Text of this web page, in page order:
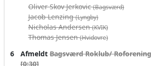
Oliver Skov Jerkovic(Bagsværd)
Jacob Lenzing(Lyngby)
Nicholas Andersen(KVIK)
Thomas Jensen(Hvidovre)
6 AfmeldtBagsværd Roklub/
[0:30]